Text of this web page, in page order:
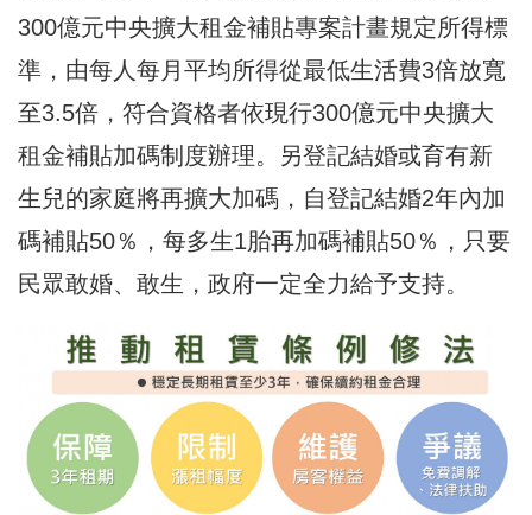
300億元中央擴大租金補貼專案計畫規定所得標
準，由每人每月平均所得從最低生活費3倍放寬
至3.5倍，符合資格者依現行300億元中央擴大
租金補貼加碼制度辦理。另登記結婚或育有新
生兒的家庭將再擴大加碼，自登記結婚2年內加
碼補貼50％，每多生1胎再加碼補貼50％，只要
民眾敢婚、敢生，政府一定全力給予支持。